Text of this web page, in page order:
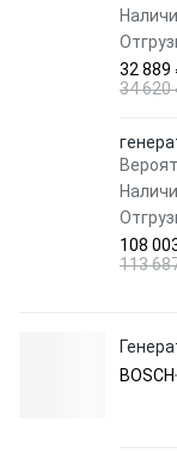
32 889
34 620
108
113
BOSCH